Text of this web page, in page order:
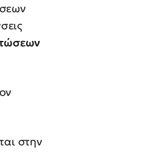
στην